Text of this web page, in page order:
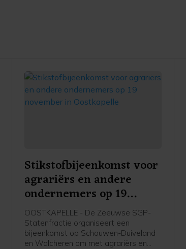
Stikstofbijeenkomst voor
agrariërs en andere
ondernemers op 19
november in Oostkapelle
OOSTKAPELLE - De Zeeuwse SGP-
Statenfractie organiseert een
bijeenkomst op Schouwen-Duiveland
en Walcheren om met agrariërs en